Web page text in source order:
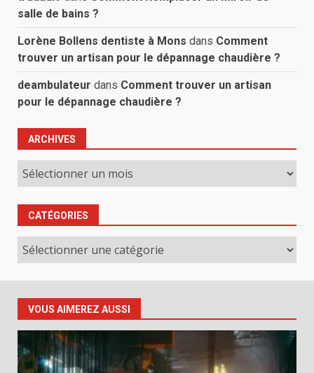
salle de bains ?
Lorène Bollens dentiste à Mons dans Comment
trouver un artisan pour le dépannage chaudière ?
deambulateur dans Comment trouver un artisan
pour le dépannage chaudière ?
ARCHIVES
Archives
CATÉGORIES
Catégories
VOUS AIMEREZ AUSSI